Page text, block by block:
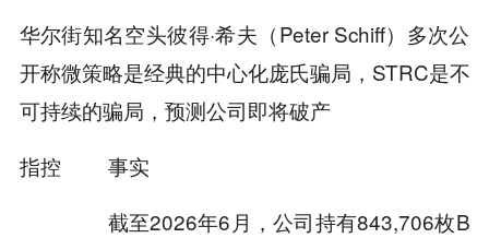
华尔街知名空头彼得·希夫（Peter Schiff）多次公
开称微策略是经典的中心化庞氏骗局，STRC是不
可持续的骗局，预测公司即将破产
指控
事实
截至2026年6月，公司持有843,706枚B